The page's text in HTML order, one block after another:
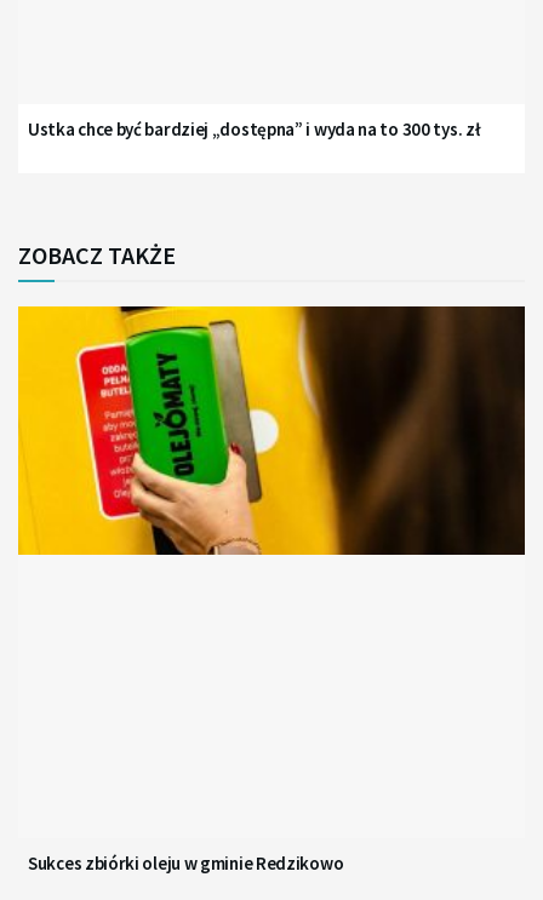
Ustka chce być bardziej „dostępna” i wyda na to 300 tys. zł
ZOBACZ TAKŻE
Sukces zbiórki oleju w gminie Redzikowo